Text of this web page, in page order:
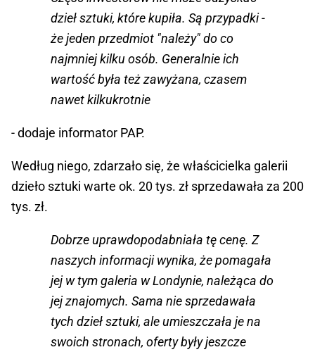
dzieł sztuki, które kupiła. Są przypadki -
że jeden przedmiot "należy" do co
najmniej kilku osób. Generalnie ich
wartość była też zawyżana, czasem
nawet kilkukrotnie
- dodaje informator PAP.
Według niego, zdarzało się, że właścicielka galerii
dzieło sztuki warte ok. 20 tys. zł sprzedawała za 200
tys. zł.
Dobrze uprawdopodabniała tę cenę. Z
naszych informacji wynika, że pomagała
jej w tym galeria w Londynie, należąca do
jej znajomych. Sama nie sprzedawała
tych dzieł sztuki, ale umieszczała je na
swoich stronach, oferty były jeszcze